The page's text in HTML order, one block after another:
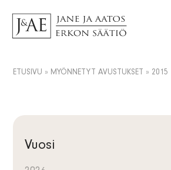
Logot
Yhteystiedot
Tutki avustuksia
AJANKOHTAISTA
Uutiset
Tilaa uutiskirje
FI
ETUSIVU » MYÖNNETYT AVUSTUKSET » 2015
Vuosi